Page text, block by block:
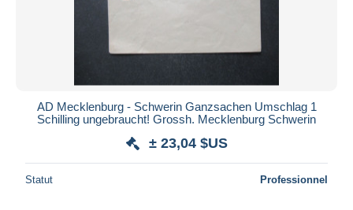
AD Mecklenburg - Schwerin Ganzsachen Umschlag 1
Schilling ungebraucht! Grossh. Mecklenburg Schwerin
± 23,04 $US
Statut Professionnel